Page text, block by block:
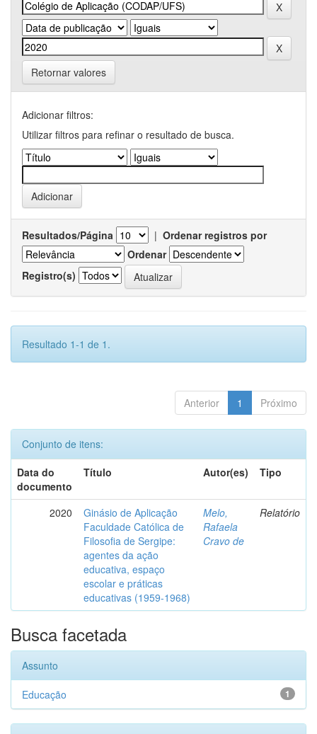
Retornar valores
Adicionar filtros:
Utilizar filtros para refinar o resultado de busca.
Resultados/Página | Ordenar registros por
Ordenar
Registro(s)
Resultado 1-1 de 1.
Anterior 1 Próximo
Conjunto de itens:
Data do
documento
Título Autor(es) Tipo
2020
Ginásio de Aplicação
Faculdade Católica de
Filosofia de Sergipe:
agentes da ação
educativa, espaço
escolar e práticas
educativas (1959-1968)
Melo,
Rafaela
Cravo de
Relatório
Busca facetada
Assunto
1
Educação